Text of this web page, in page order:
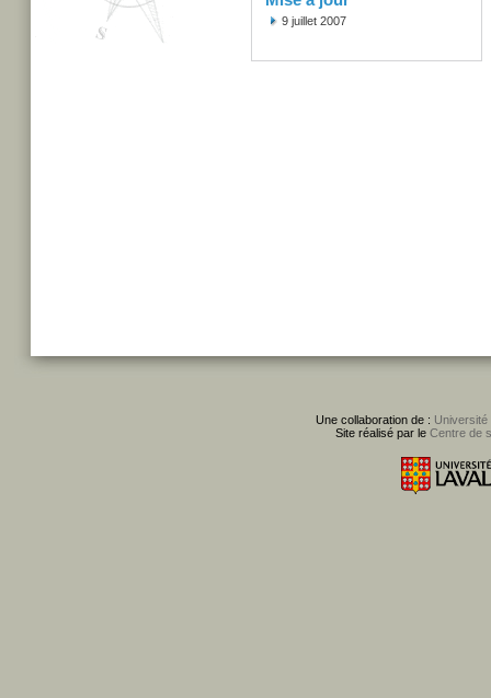
9 juillet 2007
Une collaboration de : Université
Site réalisé par le Centre de